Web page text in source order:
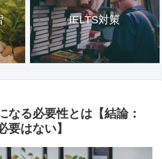
IELTS対策
なる必要性とは【結論：
要はない】